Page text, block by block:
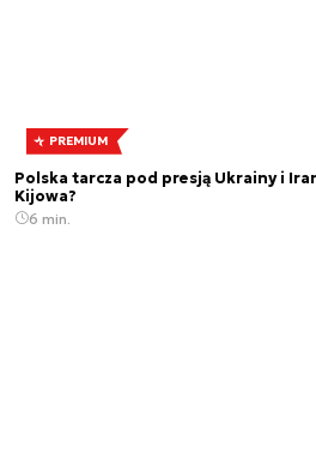
PREMIUM
Polska tarcza pod presją Ukrainy i
Kijowa?
6 min.